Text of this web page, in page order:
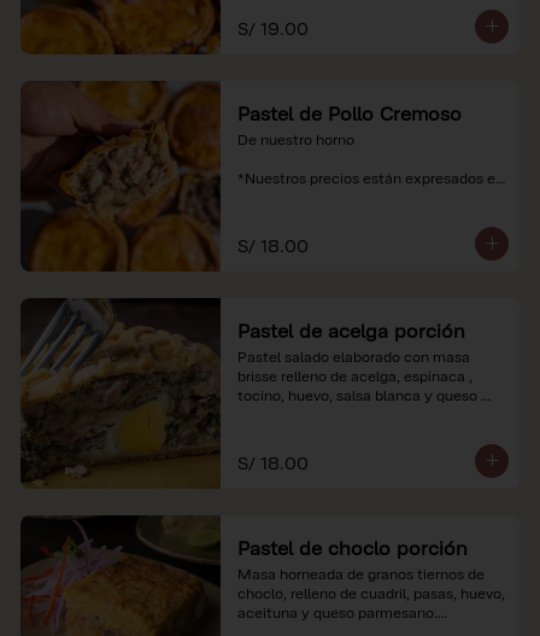
recargo al consumo.
S/ 19.00
Pastel de Pollo Cremoso
De nuestro horno
*Nuestros precios están expresados en
S/ 18.00
Pastel de acelga porción
Pastel salado elaborado con masa
brisse relleno de acelga, espinaca ,
tocino, huevo, salsa blanca y queso
*Nuestros precios están expresados en
soles e incluyen impuestos de ley y
S/ 18.00
Pastel de choclo porción
Masa horneada de granos tiernos de
choclo, relleno de cuadril, pasas, huevo,
aceituna y queso parmesano.